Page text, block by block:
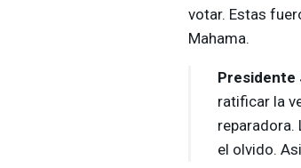
votar. Estas
Mahama.
Presidente
ratificar la
reparadora.
el olvido.